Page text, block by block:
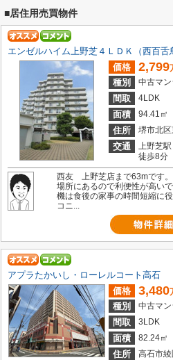
■居住用売買物件
エンゼルハイム上野芝４ＬＤＫ（西百舌
価格
2,799
種別 中古マ
間取 4LDK
面積 94.41㎡
住所
交通
上野芝駅
徒歩8分
西友 上野芝店まで63mです
場所にあるので利便性が高い
機は食後の家事の時間短縮に
コニ...
アプラたかいし・ローレルコート高石
価格
3,480
種別 中古マ
間取 3LDK
面積 82.24㎡
住所 高石市綾